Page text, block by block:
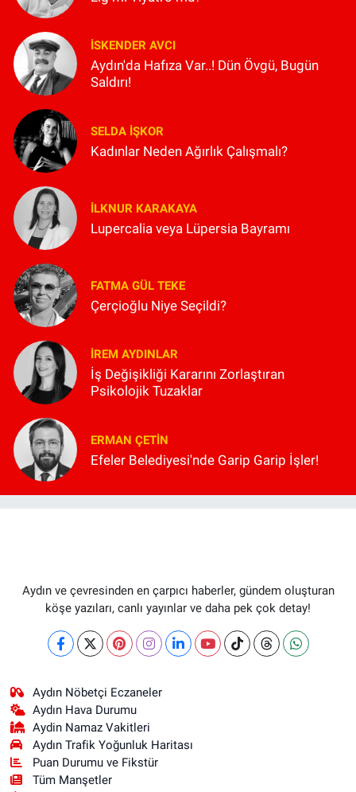
İSKENDER AVCI
Aydın'da Hafıza Var..! Dün Övgü, Bugün
Saldırı!
SELDA İŞKOR
Kadınlar Neden Ağırlık Çalışmalı?
İLKNUR KARAKAYA
Lupercalia veya Lüpersia Bayramı
FATMA GÜL TEKE
Çerçioğlu Niye Seçildi?
İREM AYDINLAR
İş Değişikliği Kararını Zorlaştıran
Psikolojik Tuzaklar
ERMAN ÇETIN
Efeler Belediyesi'nde Garip Garip İşler!
Aydın ve çevresinden en çarpıcı haberler, gündem oluşturan
köşe yazıları, canlı yayınlar ve daha pek çok detay!
Aydın Nöbetçi Eczaneler
Aydın Hava Durumu
Aydin Namaz Vakitleri
Aydın Trafik Yoğunluk Haritası
Puan Durumu ve Fikstür
Tüm Manşetler